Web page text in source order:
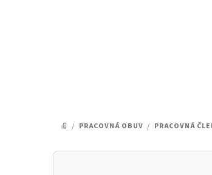
DOMOV
/ PRACOVNÁ OBUV / PRACOVNÁ
B